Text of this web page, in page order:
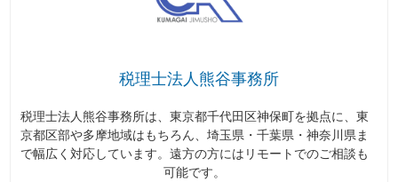
税理士法人熊谷事務所
税理士法人熊谷事務所は、東京都千代田区神保町を拠点に、東
京都区部や多摩地域はもちろん、埼玉県・千葉県・神奈川県ま
で幅広く対応しています。遠方の方にはリモートでのご相談も
可能です。